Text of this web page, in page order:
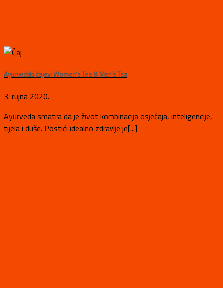
Ayurvedski čajevi Women’s Tea & Men’s Tea
3. rujna 2020.
Ayurveda smatra da je život kombinacija osjećaja, inteligencije,
tijela i duše. Postići idealno zdravlje je[...]